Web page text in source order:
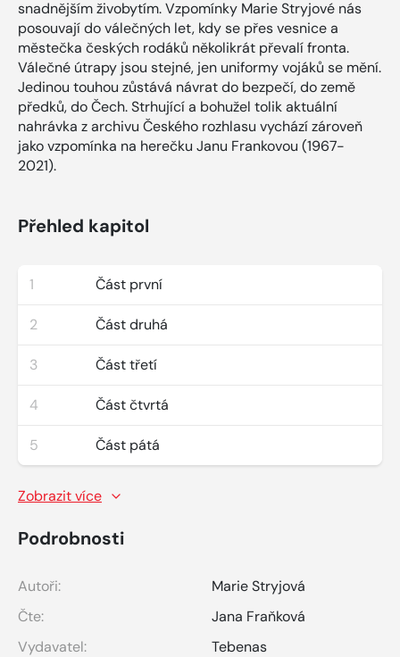
snadnějším živobytím. Vzpomínky Marie Stryjové nás
posouvají do válečných let, kdy se přes vesnice a
městečka českých rodáků několikrát převalí fronta.
Válečné útrapy jsou stejné, jen uniformy vojáků se mění.
Jedinou touhou zůstává návrat do bezpečí, do země
předků, do Čech. Strhující a bohužel tolik aktuální
nahrávka z archivu Českého rozhlasu vychází zároveň
jako vzpomínka na herečku Janu Frankovou (1967-
2021).
Přehled kapitol
1 Část první
2 Část druhá
3 Část třetí
4 Část čtvrtá
5 Část pátá
Zobrazit více
Podrobnosti
Autoři:
Marie Stryjová
Čte:
Jana Fraňková
Vydavatel:
Tebenas